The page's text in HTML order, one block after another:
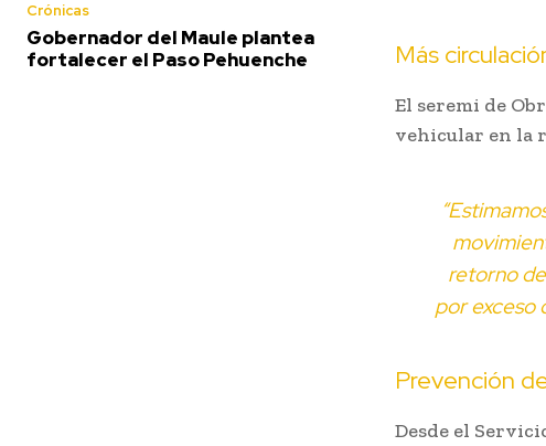
Crónicas
Gobernador del Maule plantea
fortalecer el Paso Pehuenche
Más
El seremi de
vehicular en la
retorno
por exceso
Prevención
Desde el